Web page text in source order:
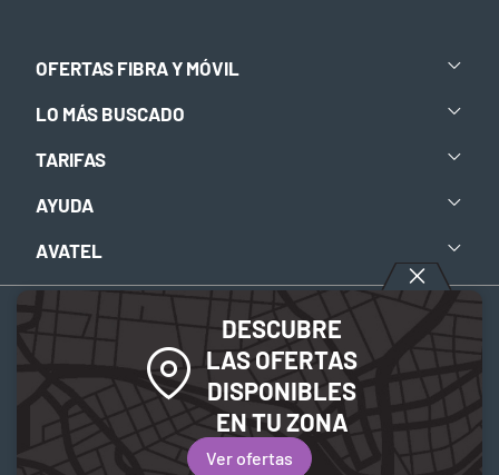
DESCUBRE
LAS OFERTAS
DISPONIBLES
EN TU ZONA
Ver ofertas
OFERTAS FIBRA Y MÓVIL
LO MÁS BUSCADO
TARIFAS
AYUDA
AVATEL
Política de privacidad-Política de Cookies
© 2026 Avatel Telecom. Todos los derechos reservados.